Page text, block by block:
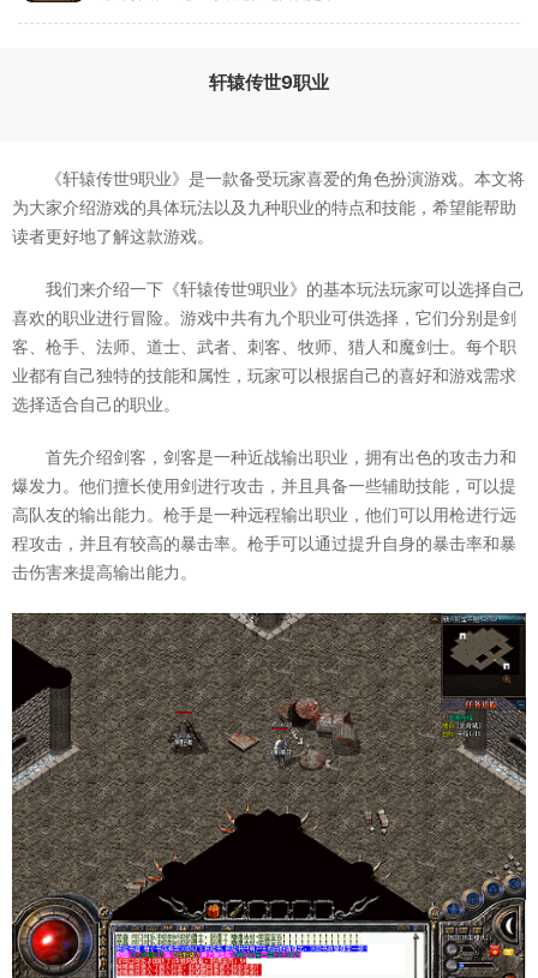
轩辕传世9职业
《轩辕传世9职业》是一款备受玩家喜爱的角色扮演游戏。本文将
为大家介绍游戏的具体玩法以及九种职业的特点和技能，希望能帮助
读者更好地了解这款游戏。
我们来介绍一下《轩辕传世9职业》的基本玩法玩家可以选择自己
喜欢的职业进行冒险。游戏中共有九个职业可供选择，它们分别是剑
客、枪手、法师、道士、武者、刺客、牧师、猎人和魔剑士。每个职
业都有自己独特的技能和属性，玩家可以根据自己的喜好和游戏需求
选择适合自己的职业。
首先介绍剑客，剑客是一种近战输出职业，拥有出色的攻击力和
爆发力。他们擅长使用剑进行攻击，并且具备一些辅助技能，可以提
高队友的输出能力。枪手是一种远程输出职业，他们可以用枪进行远
程攻击，并且有较高的暴击率。枪手可以通过提升自身的暴击率和暴
击伤害来提高输出能力。